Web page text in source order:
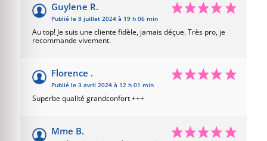
Guylene R.
Publié le 8 juillet 2024 à 19 h 06 min
Au top! Je suis une cliente fidèle, jamais déçue. Très pro, je
recommande vivement.
Florence .
Publié le 3 avril 2024 à 12 h 01 min
Superbe qualité grandconfort +++
Mme B.